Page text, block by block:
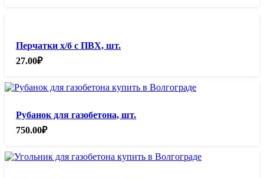
Перчатки х/б с ПВХ, шт.
27.00₽
Рубанок для газобетона, шт.
750.00₽